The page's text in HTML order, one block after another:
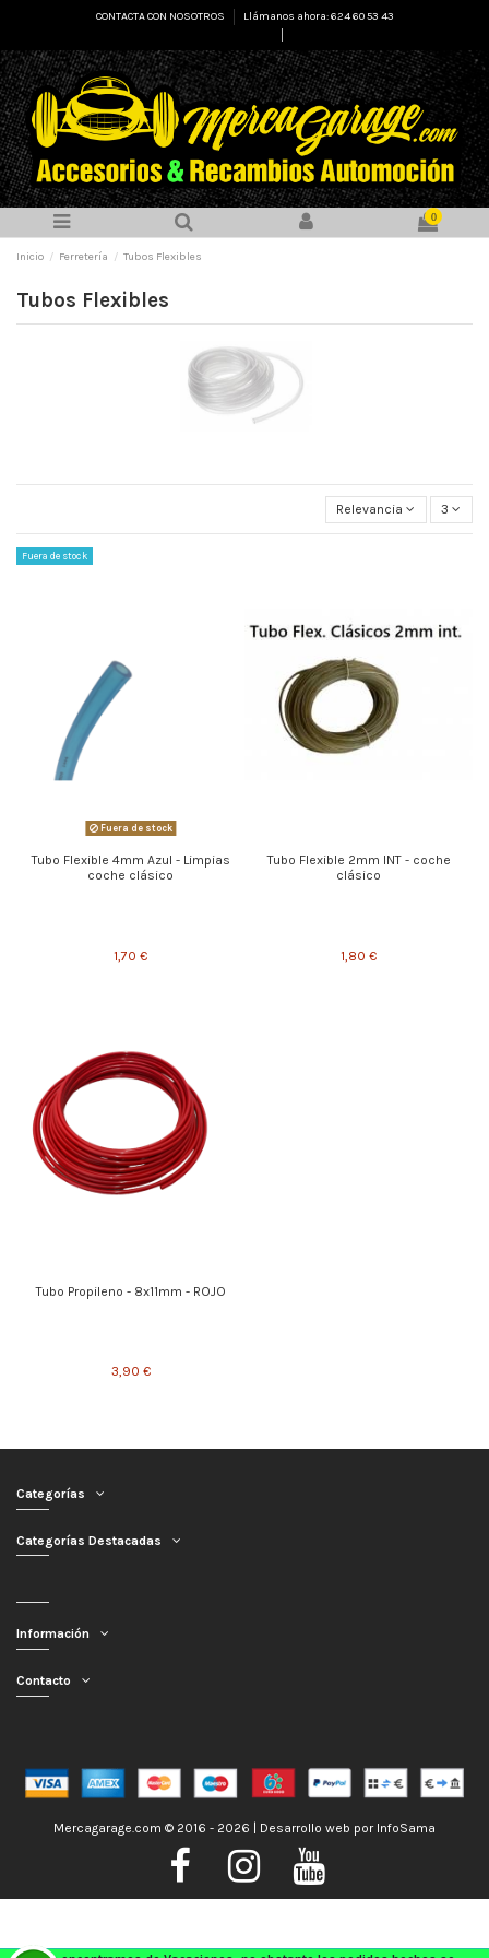
CONTACTA CON NOSOTROS
Llámanos ahora: 624 60 53 43
0
Inicio Ferretería Tubos Flexibles
Tubos Flexibles
Relevancia 3
Fuera de stock
Fuera de stock
Tubo Flexible 4mm Azul - Limpias
coche clásico
1,70 €
Tubo Flexible 2mm INT - coche
clásico
1,80 €
Tubo Propileno - 8x11mm - ROJO
3,90 €
Categorías
Categorías Destacadas
Información
Contacto
Mercagarage.com © 2016 - 2026 | Desarrollo web por InfoSama